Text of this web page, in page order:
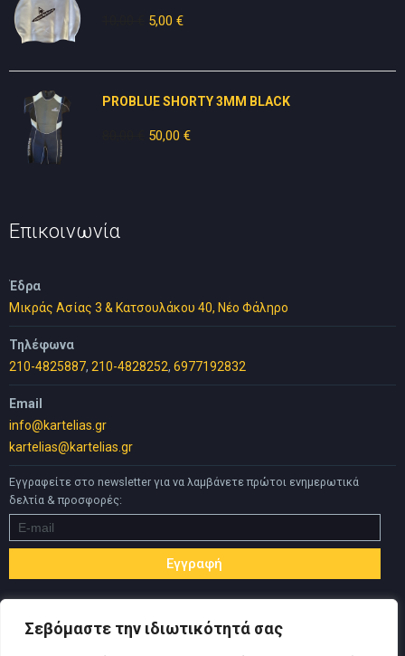
Σεβόμαστε την ιδιωτικότητά σας
Original
5,00 €Η
5,00 €.
PROBLUE SHORTY 3MM BLACK
Original
50,00 €Η
Επικοινωνία
Έδρα
Μικράς Ασίας 3 & Κατσουλάκου 40, Νέο Φάληρο
Τηλέφωνα
210-4825887, 210-4828252, 6977192832
Email
info@kartelias.gr
kartelias@kartelias.gr
Εγγραφείτε στο newsletter για να λαμβάνετε πρώτοι ενημερωτικά
δελτία & προσφορές: